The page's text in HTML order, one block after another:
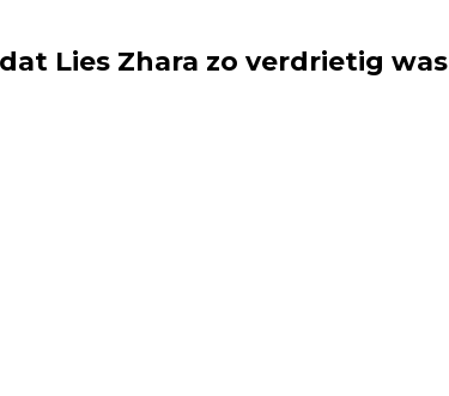
Lies Zhara zo verdrietig was